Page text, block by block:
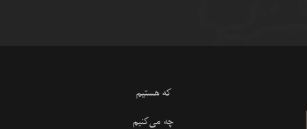
که هستیم
چه می‌کنیم